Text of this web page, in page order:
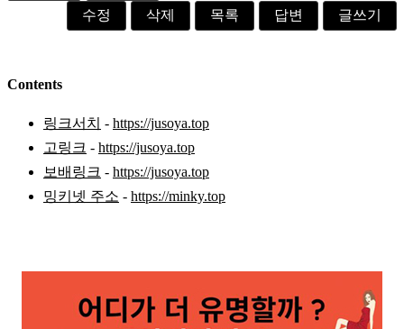
수정
삭제 목록 답변 글쓰기
Contents
링크서치 - https://jusoya.top
고링크 - https://jusoya.top
보배링크 - https://jusoya.top
밍키넷 주소 - https://minky.top